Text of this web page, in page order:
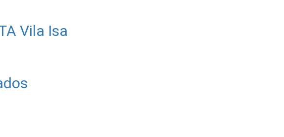
Vila Isa